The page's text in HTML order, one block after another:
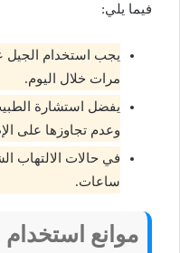
فيما يلي:
مرات خلال اليوم.
يفضل استشارة
وعدم تجاوزها على
ساعات.
موانع استخدام